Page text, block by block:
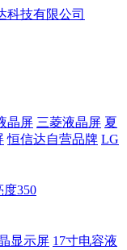
晶屏 三菱液晶屏 夏
恒信达自营品牌 LG
度350
显示屏 17寸电容液